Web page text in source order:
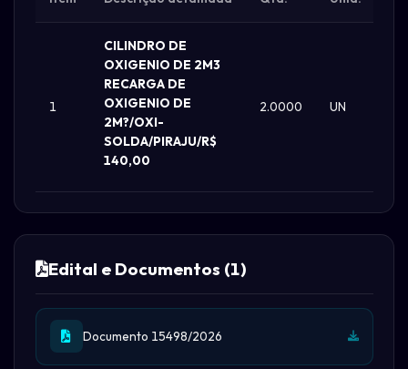
1
CILINDRO DE
OXIGENIO DE 2M3
RECARGA DE
OXIGENIO DE
2M?/OXI-
SOLDA/PIRAJU/R$
140,00
2.0000 UN
Edital e Documentos (1)
Documento 15498/2026